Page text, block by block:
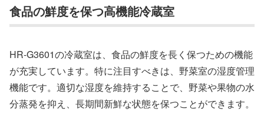
食品の鮮度を保つ高機能冷蔵室
HR-G3601の冷蔵室は、食品の鮮度を長く保つための機能
が充実しています。特に注目すべきは、野菜室の湿度管理
機能です。適切な湿度を維持することで、野菜や果物の水
分蒸発を抑え、長期間新鮮な状態を保つことができます。